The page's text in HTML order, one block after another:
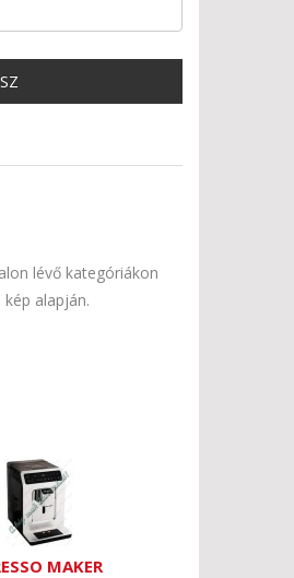
lévő kategóriákon
alapján.
MAKER